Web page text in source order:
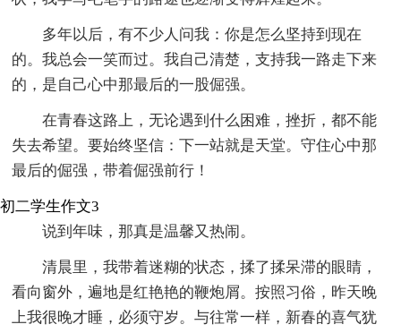
多年以后，有不少人问我：你是怎么坚持到现在
的。我总会一笑而过。我自己清楚，支持我一路走下来
的，是自己心中那最后的一股倔强。
在青春这路上，无论遇到什么困难，挫折，都不能
失去希望。要始终坚信：下一站就是天堂。守住心中那
最后的倔强，带着倔强前行！
初二学生作文3
说到年味，那真是温馨又热闹。
清晨里，我带着迷糊的状态，揉了揉呆滞的眼睛，
看向窗外，遍地是红艳艳的鞭炮屑。按照习俗，昨天晚
上我很晚才睡，必须守岁。与往常一样，新春的喜气犹